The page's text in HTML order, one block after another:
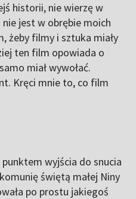
historii, nie wierzę w
jest w obrębie moich
żeby filmy i sztuka miały
ten film opowiada o
miał wywołać.
Kręci mnie to, co film
wyjścia do snucia
świętą małej Niny
po prostu jakiegoś